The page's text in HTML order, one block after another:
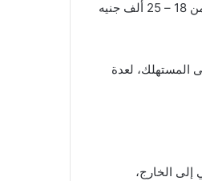
وتراوحت أسعار الأضاحي ما بين 40 – 75 ألف جنيه سوداني ما يعادل (91 – 173 دولارا)، ارتفاعا من 18 – 25 ألف جنيه
المستهلك، لعدة
إلى الخارج،